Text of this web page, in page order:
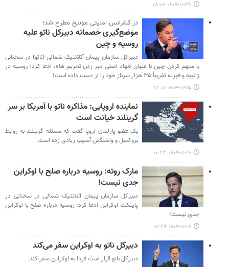
۱۴۰۴-۱۱-۲۹ ۰۸:۰۷
در کنفرانس امنیتی مونیخ مطرح شد؛
موضع‌گیری خصمانه دبیرکل ناتو علیه
روسیه و چین
دبیرکل سازمان پیمان آتلانتیک شمالی (ناتو) در سخنانی
با متهم کردن چین با عنوان «نهاد اصلی دور زدن تحریم‌ ها»، ادعا کرد: روسیه در
ژانویه و فوریه تقریباً ۳۵ هزار سرباز خود را از دست داده است!
۱۴۰۴-۱۱-۲۵ ۱۷:۰۱
نماینده اروپایی: مذاکره ناتو با آمریکا بر سر
گرینلند خیانت است
یک عضو پارلمان اروپا گفت که مسئله گرینلند به روابط
بروکسل و واشنگتن آسیب زیادی زده است.
۱۴۰۴-۱۱-۱۹ ۱۰:۲۳
مارک روته: روسیه درباره صلح با اوکراین
جدی نیست!
دبیرکل سازمان پیمان آتلانتیک شمالی در سخنانی در
پایتخت اوکراین ادعا کرد: روسیه درباره صلح با اوکراین
جدی نیست!
۱۴۰۴-۱۱-۱۴ ۱۷:۲۴
دبیرکل ناتو به اوکراین سفر می‌کند
دبیرکل ناتو قرار است فردا به اوکراین سفر کند.